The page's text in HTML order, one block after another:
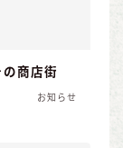
商店街
お知らせ